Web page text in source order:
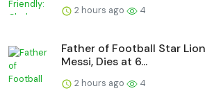
2 hours ago 4
Father of Football Star
Messi, Dies at 6...
2 hours ago 4